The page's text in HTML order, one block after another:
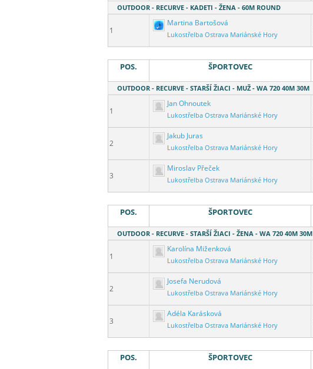
OUTDOOR - RECURVE - KADETI - ŽENA - 60M ROUND
1
Martina Bartošová
Lukostřelba Ostrava Mariánské Hory
POS. ŠPORTOVEC
OUTDOOR - RECURVE - STARŠÍ ŽIACI - MUŽ - WA 720 40M 30M
1
Jan Ohnoutek
Lukostřelba Ostrava Mariánské Hory
2
Jakub Juras
Lukostřelba Ostrava Mariánské Hory
3
Miroslav Přeček
Lukostřelba Ostrava Mariánské Hory
POS. ŠPORTOVEC
OUTDOOR - RECURVE - STARŠÍ ŽIACI - ŽENA - WA 720 40M 30M
1
Karolína Miženková
Lukostřelba Ostrava Mariánské Hory
2
Josefa Nerudová
Lukostřelba Ostrava Mariánské Hory
3
Adéla Karásková
Lukostřelba Ostrava Mariánské Hory
POS. ŠPORTOVEC